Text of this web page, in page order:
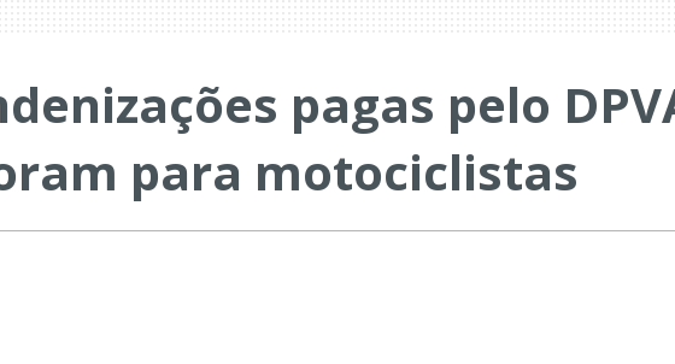
pagas pelo
para motociclistas